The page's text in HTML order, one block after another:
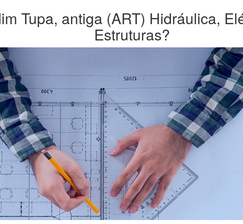
Tupa, antiga (ART) Hidráulica,
Estruturas?